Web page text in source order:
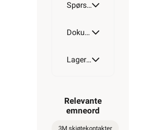
Spørsmål og svar
Dokumentasjon
Lagerstatus
Relevante
emneord
3M skjøtekontakter